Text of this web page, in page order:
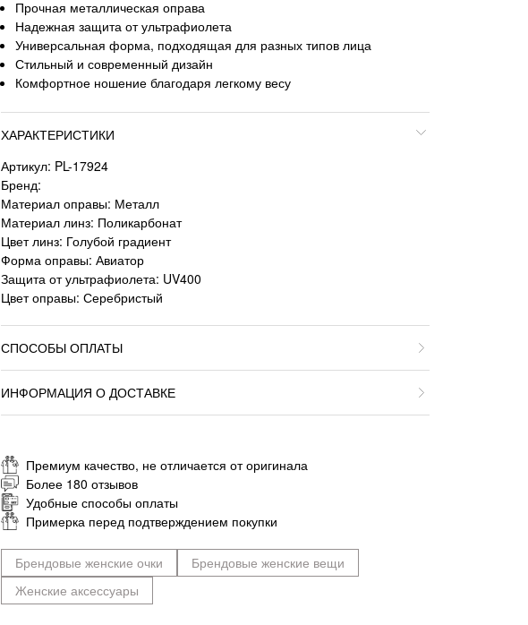
Прочная металлическая оправа
Надежная защита от ультрафиолета
Универсальная форма, подходящая для разных типов лица
Стильный и современный дизайн
Комфортное ношение благодаря легкому весу
ХАРАКТЕРИСТИКИ
Артикул: PL-17924
Бренд:
Материал оправы: Металл
Материал линз: Поликарбонат
Цвет линз: Голубой градиент
Форма оправы: Авиатор
Защита от ультрафиолета: UV400
Цвет оправы: Серебристый
СПОСОБЫ ОПЛАТЫ
ИНФОРМАЦИЯ О ДОСТАВКЕ
Премиум качество, не отличается от оригинала
Более 180 отзывов
Удобные способы оплаты
Примерка перед подтверждением покупки
Брендовые женские очки
Брендовые женские вещи
Женские аксессуары